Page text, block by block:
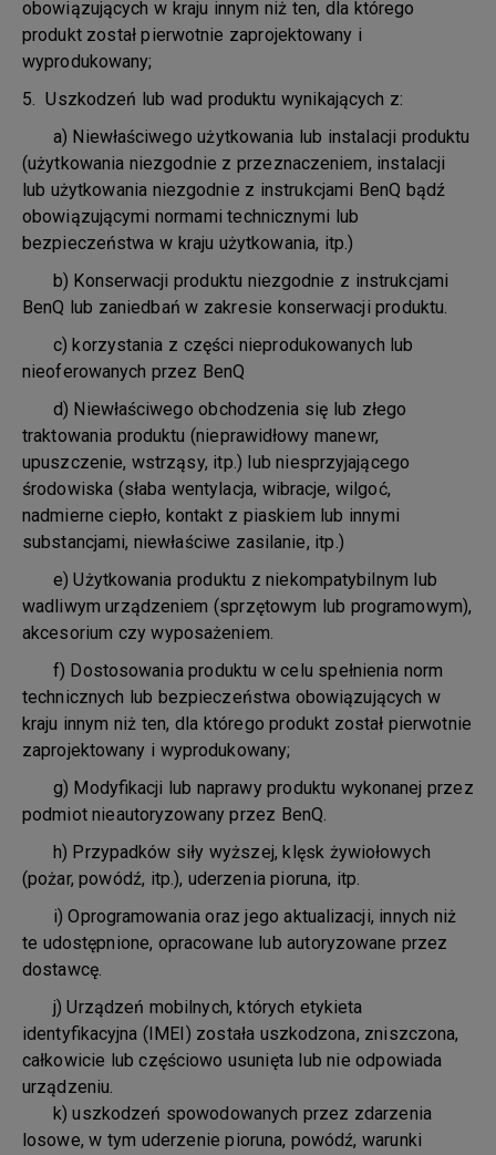
obowiązujących w kraju innym niż ten, dla którego
produkt został pierwotnie zaprojektowany i
wyprodukowany;
5. Uszkodzeń lub wad produktu wynikających z:
a) Niewłaściwego użytkowania lub instalacji produktu
(użytkowania niezgodnie z przeznaczeniem, instalacji
lub użytkowania niezgodnie z instrukcjami BenQ bądź
obowiązującymi normami technicznymi lub
bezpieczeństwa w kraju użytkowania, itp.)
b) Konserwacji produktu niezgodnie z instrukcjami
BenQ lub zaniedbań w zakresie konserwacji produktu.
c) korzystania z części nieprodukowanych lub
nieoferowanych przez BenQ
d) Niewłaściwego obchodzenia się lub złego
traktowania produktu (nieprawidłowy manewr,
upuszczenie, wstrząsy, itp.) lub niesprzyjającego
środowiska (słaba wentylacja, wibracje, wilgoć,
nadmierne ciepło, kontakt z piaskiem lub innymi
substancjami, niewłaściwe zasilanie, itp.)
e) Użytkowania produktu z niekompatybilnym lub
wadliwym urządzeniem (sprzętowym lub programowym),
akcesorium czy wyposażeniem.
f) Dostosowania produktu w celu spełnienia norm
technicznych lub bezpieczeństwa obowiązujących w
kraju innym niż ten, dla którego produkt został pierwotnie
zaprojektowany i wyprodukowany;
g) Modyfikacji lub naprawy produktu wykonanej przez
podmiot nieautoryzowany przez BenQ.
h) Przypadków siły wyższej, klęsk żywiołowych
(pożar, powódź, itp.), uderzenia pioruna, itp.
i) Oprogramowania oraz jego aktualizacji, innych niż
te udostępnione, opracowane lub autoryzowane przez
dostawcę.
j) Urządzeń mobilnych, których etykieta
identyfikacyjna (IMEI) została uszkodzona, zniszczona,
całkowicie lub częściowo usunięta lub nie odpowiada
urządzeniu.
k) uszkodzeń spowodowanych przez zdarzenia
losowe, w tym uderzenie pioruna, powódź, warunki